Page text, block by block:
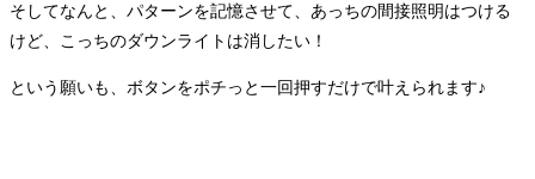
そしてなんと、パターンを記憶させて、あっちの間接照明はつける
けど、こっちのダウンライトは消したい！
という願いも、ボタンをポチっと一回押すだけで叶えられます♪